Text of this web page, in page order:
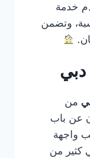
خدمة
وتضمن
من
عن باب
واجهة
كثير من